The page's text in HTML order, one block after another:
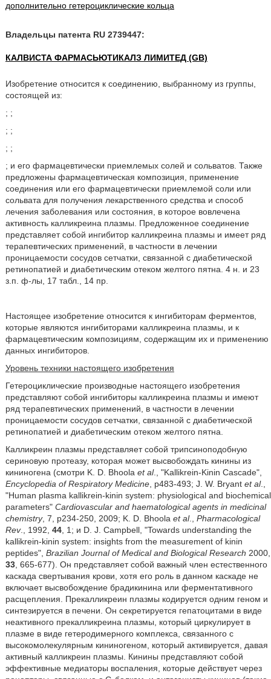
дополнительно гетероциклические кольца
Владельцы патента RU 2739447:
КАЛВИСТА ФАРМАСЬЮТИКАЛЗ ЛИМИТЕД (GB)
Изобретение относится к соединению, выбранному из группы,
состоящей из:
; ;
; ;
; ;
; и его фармацевтически приемлемых солей и сольватов. Также
предложены фармацевтическая композиция, применение
соединения или его фармацевтически приемлемой соли или
сольвата для получения лекарственного средства и способ
лечения заболевания или состояния, в которое вовлечена
активность калликреина плазмы. Предложенное соединение
представляет собой ингибитор калликреина плазмы и имеет ряд
терапевтических применений, в частности в лечении
проницаемости сосудов сетчатки, связанной с диабетической
ретинопатией и диабетическим отеком желтого пятна. 4 н. и 23
з.п. ф-лы, 17 табл., 14 пр.
Настоящее изобретение относится к ингибиторам ферментов,
которые являются ингибиторами калликреина плазмы, и к
фармацевтическим композициям, содержащим их и применению
данных ингибиторов.
Уровень техники настоящего изобретения
Гетероциклические производные настоящего изобретения
представляют собой ингибиторы калликреина плазмы и имеют
ряд терапевтических применений, в частности в лечении
проницаемости сосудов сетчатки, связанной с диабетической
ретинопатией и диабетическим отеком желтого пятна.
Калликреин плазмы представляет собой трипсиноподобную
сериновую протеазу, которая может высвобождать кинины из
кининогена (смотри K. D. Bhoola et al., "Kallikrein-Kinin Cascade",
Encyclopedia of Respiratory Medicine, p483-493; J. W. Bryant et al.,
"Human plasma kallikrein-kinin system: physiological and biochemical
parameters" Cardiovascular and haematological agents in medicinal
chemistry, 7, p234-250, 2009; K. D. Bhoola et al., Pharmacological
Rev., 1992, 44, 1; и D. J. Campbell, "Towards understanding the
kallikrein-kinin system: insights from the measurement of kinin
peptides", Brazilian Journal of Medical and Biological Research 2000,
33, 665-677). Он представляет собой важный член естественного
каскада свертывания крови, хотя его роль в данном каскаде не
включает высвобождение брадикинина или ферментативного
расщепления. Прекалликреин плазмы кодируется одним геном и
синтезируется в печени. Он секретируется гепатоцитами в виде
неактивного прекалликреина плазмы, который циркулирует в
плазме в виде гетеродимерного комплекса, связанного с
высокомолекулярным кининогеном, который активируется, давая
активный калликреин плазмы. Кинины представляют собой
эффективные медиаторы воспаления, которые действует через